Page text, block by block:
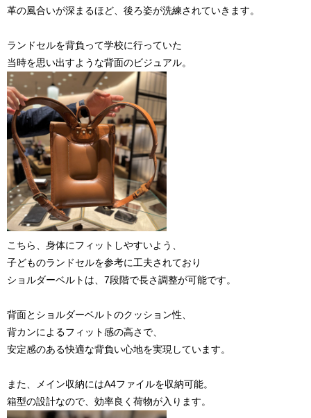
革の風合いが深まるほど、後ろ姿が洗練されていきます。
ランドセルを背負って学校に行っていた
当時を思い出すような背面のビジュアル。
こちら、身体にフィットしやすいよう、
子どものランドセルを参考に工夫されており
ショルダーベルトは、7段階で長さ調整が可能です。
背面とショルダーベルトのクッション性、
背カンによるフィット感の高さで、
安定感のある快適な背負い心地を実現しています。
また、メイン収納にはA4ファイルを収納可能。
箱型の設計なので、効率良く荷物が入ります。